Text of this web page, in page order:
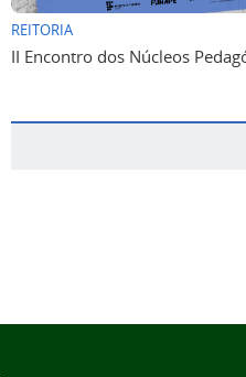
REITORIA
II Encontro dos Núcleos